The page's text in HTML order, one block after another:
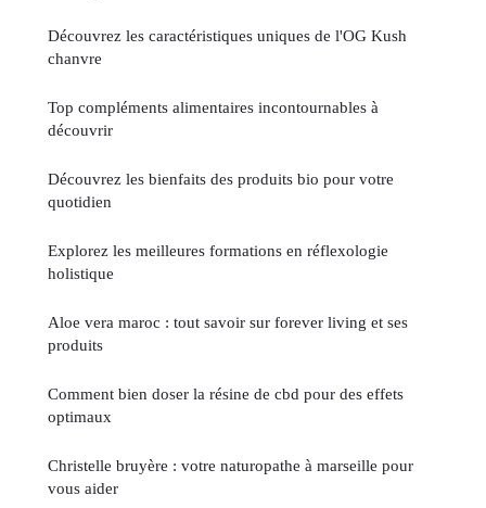
Découvrez les caractéristiques uniques de l'OG Kush
chanvre
Top compléments alimentaires incontournables à
découvrir
Découvrez les bienfaits des produits bio pour votre
quotidien
Explorez les meilleures formations en réflexologie
holistique
Aloe vera maroc : tout savoir sur forever living et ses
produits
Comment bien doser la résine de cbd pour des effets
optimaux
Christelle bruyère : votre naturopathe à marseille pour
vous aider